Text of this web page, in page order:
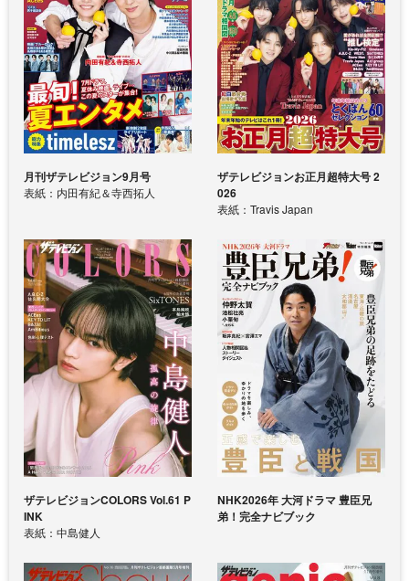
月刊ザテレビジョン9月号
表紙：内田有紀＆寺西拓人
ザテレビジョンお正月超特大号 2
026
表紙：Travis Japan
ザテレビジョンCOLORS Vol.61 P
INK
表紙：中島健人
NHK2026年 大河ドラマ 豊臣兄
弟！完全ナビブック